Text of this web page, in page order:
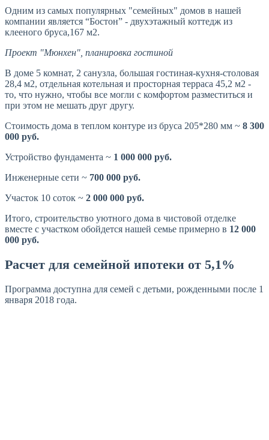
Одним из самых популярных "семейных" домов в нашей
компании является “Бостон” - двухэтажный коттедж из
клееного бруса,167 м2.
Проект "Мюнхен", планировка гостиной
В доме 5 комнат, 2 санузла, большая гостиная-кухня-столовая
28,4 м2, отдельная котельная и просторная терраса 45,2 м2 -
то, что нужно, чтобы все могли с комфортом разместиться и
при этом не мешать друг другу.
Стоимость дома в теплом контуре из бруса 205*280 мм ~ 8 300
000 руб.
Устройство фундамента ~ 1 000 000 руб.
Инженерные сети ~ 700 000 руб.
Участок 10 соток ~ 2 000 000 руб.
Итого, строительство уютного дома в чистовой отделке
вместе с участком обойдется нашей семье примерно в 12 000
000 руб.
Расчет для семейной ипотеки от 5,1%
Программа доступна для семей с детьми, рожденными после 1
января 2018 года.